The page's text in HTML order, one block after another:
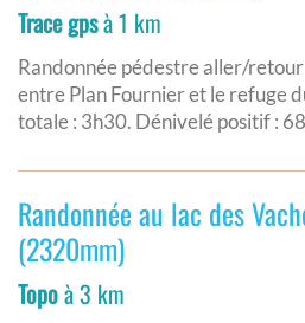
Trace gpsà 1 km
Randonnée pédestre aller/retour
entre Plan Fournier et le refuge
totale : 3h30. Dénivelé positif :
Randonnée au lac des
(2320mm)
Topoà 3 km